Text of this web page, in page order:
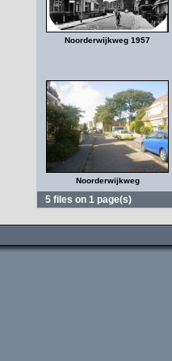
Noorderwijkweg 1957
Noorderwijkweg
5 files on 1 page(s)